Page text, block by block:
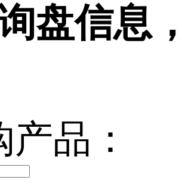
盘信息
品：